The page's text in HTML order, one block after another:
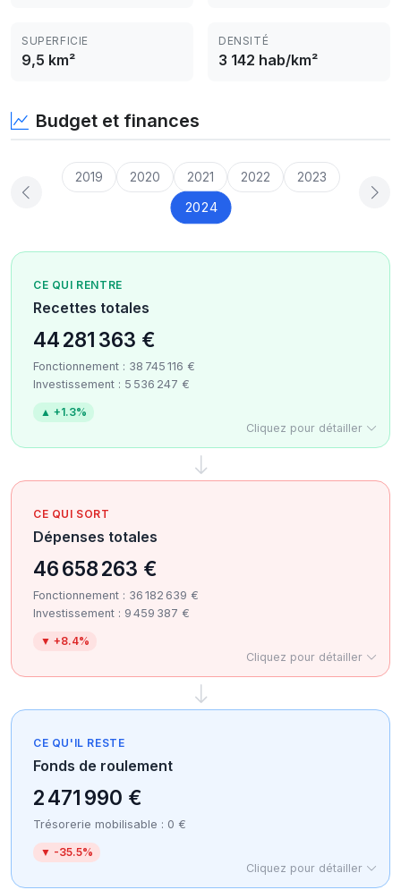
SUPERFICIE
9,5 km²
DENSITÉ
3 142 hab/km²
Budget et finances
2019 2020 2021 2022 2023
2024
CE QUI RENTRE
Recettes totales
44 281 363 €
Fonctionnement : 38 745 116 €
Investissement : 5 536 247 €
▲ +1.3%
Cliquez pour détailler
CE QUI SORT
Dépenses totales
46 658 263 €
Fonctionnement : 36 182 639 €
Investissement : 9 459 387 €
▼ +8.4%
Cliquez pour détailler
CE QU'IL RESTE
Fonds de roulement
2 471 990 €
Trésorerie mobilisable : 0 €
▼ -35.5%
Cliquez pour détailler